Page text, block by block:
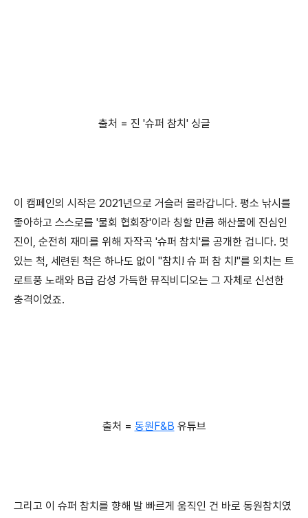
출처 = 진 '슈퍼 참치' 싱글
이 캠페인의 시작은 2021년으로 거슬러 올라갑니다. 평소 낚시를
좋아하고 스스로를 '물회 협회장'이라 칭할 만큼 해산물에 진심인
진이, 순전히 재미를 위해 자작곡 '슈퍼 참치'를 공개한 겁니다. 멋
있는 척, 세련된 척은 하나도 없이 "참치! 슈 퍼 참 치!"를 외치는 트
로트풍 노래와 B급 감성 가득한 뮤직비디오는 그 자체로 신선한
충격이었죠.
출처 = 동원F&B 유튜브
그리고 이 슈퍼 참치를 향해 발 빠르게 움직인 건 바로 동원참치였